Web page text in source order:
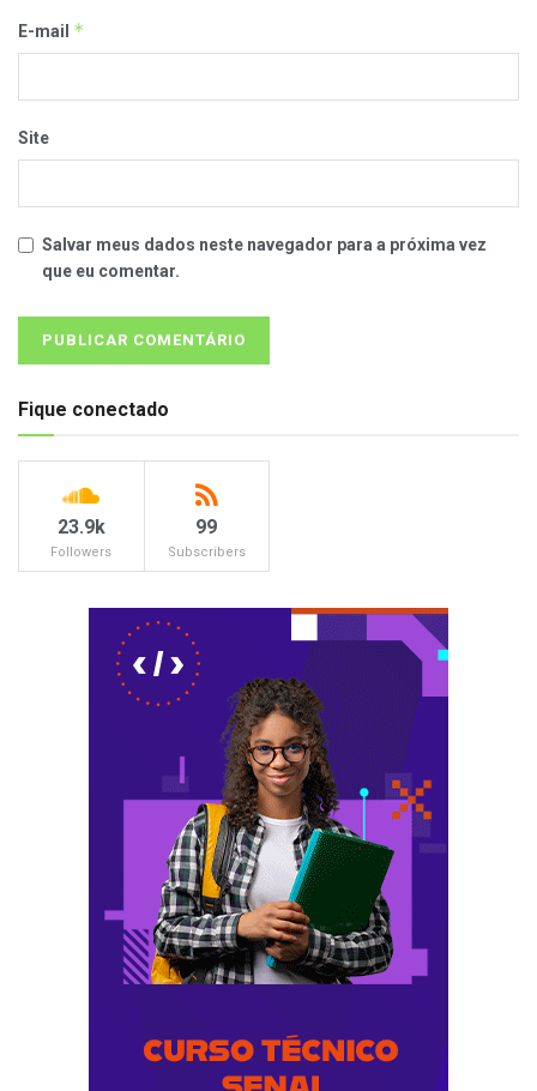
E-mail *
Site
Salvar meus dados neste navegador para a próxima vez
que eu comentar.
Fique conectado
23.9k
Followers
99
Subscribers